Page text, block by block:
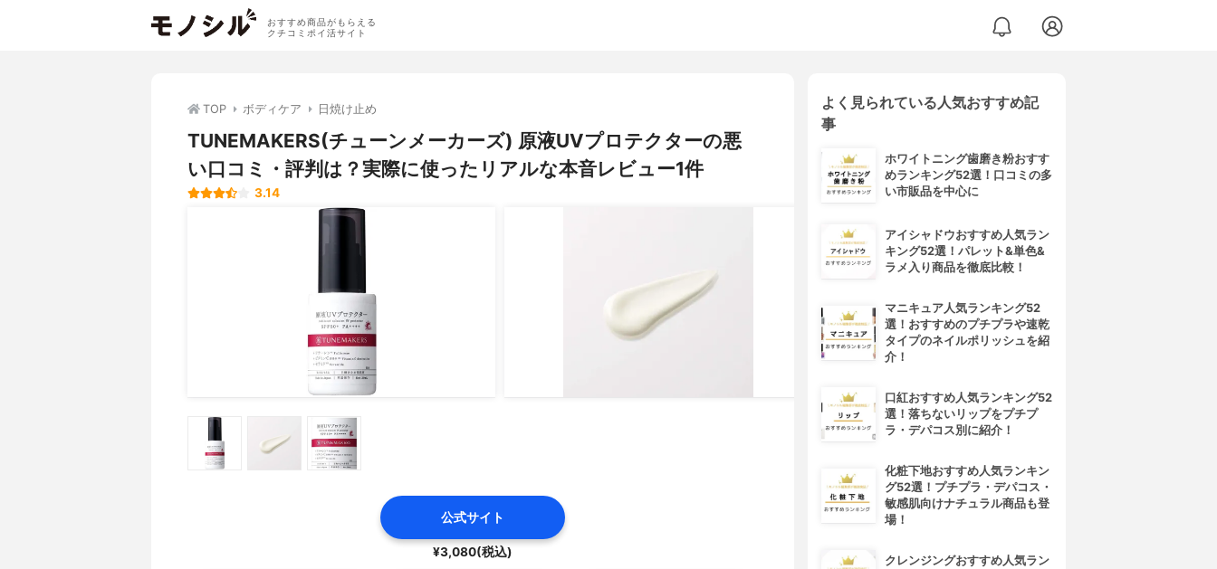
おすすめ商品がもらえる
クチコミポイ活サイト
TOP ボディケア 日焼け止め
TUNEMAKERS(チューンメーカーズ) 原液UVプロテクターの悪
い口コミ・評判は？実際に使ったリアルな本音レビュー1件
3.14
公式サイト
¥3,080(税込)
よく見られている人気おすすめ記
事
ホワイトニング歯磨き粉おすす
めランキング52選！口コミの多
い市販品を中心に
アイシャドウおすすめ人気ラン
キング52選！パレット&単色&
ラメ入り商品を徹底比較！
マニキュア人気ランキング52
選！おすすめのプチプラや速乾
タイプのネイルポリッシュを紹
介！
口紅おすすめ人気ランキング52
選！落ちないリップをプチプ
ラ・デパコス別に紹介！
化粧下地おすすめ人気ランキン
グ52選！プチプラ・デパコス・
敏感肌向けナチュラル商品も登
場！
クレンジングおすすめ人気ラン